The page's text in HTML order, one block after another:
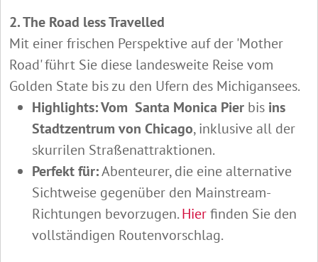
2. The Road less Travelled
Mit einer frischen Perspektive auf der 'Mother
Road' führt Sie diese landesweite Reise vom
Golden State bis zu den Ufern des Michigansees.
Highlights: Vom Santa Monica Pier bis ins
Stadtzentrum von Chicago, inklusive all der
skurrilen Straßenattraktionen.
Perfekt für:Abenteurer, die eine alternative
Sichtweise gegenüber den Mainstream-
Richtungen bevorzugen.Hierfinden Sie den
vollständigen Routenvorschlag.